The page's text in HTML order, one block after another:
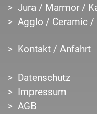
Jura / Marmor /
Agglo / Ceramic /
Kontakt / Anfahrt
Datenschutz
Impressum
AGB